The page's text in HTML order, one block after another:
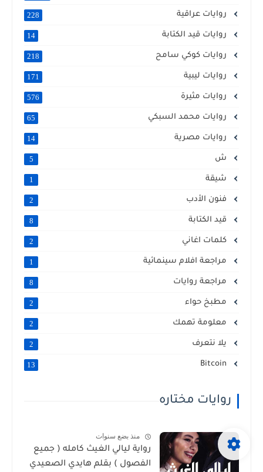
روايات عراقية 228
روايات قيد الكتابة 14
روايات كوكي سامح 218
روايات ليبية 171
روايات مثيرة 576
روايات محمد السبكي 65
روايات مصرية 14
ش 5
شيقة 1
فنون الأدب 2
قيد الكتابة 8
كلمات اغاني 2
مراجعة افلام سينمائية 1
مراجعة روايات 8
مطبخ حواء 2
معلومة تهمك 2
يلا نتعرف 2
13
روايات مختاره
منذ بضع سنوات
رواية ليالي الغيث كامله ( جميع
الفصول ) بقلم هايدي الصعيدي